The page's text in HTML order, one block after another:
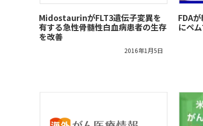
MidostaurinがFLT3遺伝子変異を
有する急性骨髄性白血病患者の生存
を改善
2016年1月5日
FDA
にペ